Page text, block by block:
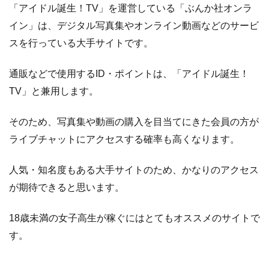
「アイドル誕生！TV」を運営している「ぶんか社オンラ
イン」は、デジタル写真集やオンライン動画などのサービ
スを行っている大手サイトです。
通販などで使用するID・ポイントは、「アイドル誕生！
TV」と兼用します。
そのため、写真集や動画の購入を目当てにきた会員の方が
ライブチャットにアクセスする確率も高くなります。
人気・知名度もある大手サイトのため、かなりのアクセス
が期待できると思います。
18歳未満の女子高生が稼ぐにはとてもオススメのサイトで
す。